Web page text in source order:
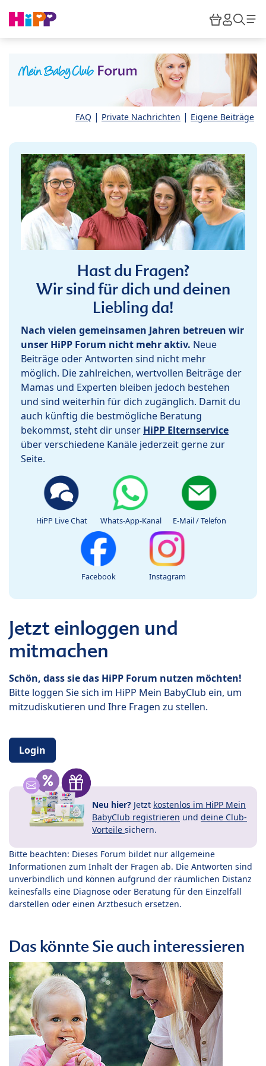
HiPP
FAQ | Private Nachrichten | Eigene Beiträge
Hast du Fragen?
Wir sind für dich und deinen
Liebling da!
Nach vielen gemeinsamen Jahren betreuen wir
unser HiPP Forum nicht mehr aktiv. Neue
Beiträge oder Antworten sind nicht mehr
möglich. Die zahlreichen, wertvollen Beiträge der
Mamas und Experten bleiben jedoch bestehen
und sind weiterhin für dich zugänglich. Damit du
auch künftig die bestmögliche Beratung
bekommst, steht dir unser HiPP Elternservice
über verschiedene Kanäle jederzeit gerne zur
Seite.
HiPP Live Chat Whats-App-Kanal E-Mail / Telefon
Facebook Instagram
Jetzt einloggen und
mitmachen
Schön, dass sie das HiPP Forum nutzen möchten!
Bitte loggen Sie sich im HiPP Mein BabyClub ein, um
mitzudiskutieren und Ihre Fragen zu stellen.
Login
Neu hier? Jetzt kostenlos im HiPP Mein
BabyClub registrieren und deine Club-
Vorteile sichern.
Bitte beachten: Dieses Forum bildet nur allgemeine
Informationen zum Inhalt der Fragen ab. Die Antworten sind
unverbindlich und können aufgrund der räumlichen Distanz
keinesfalls eine Diagnose oder Beratung für den Einzelfall
darstellen oder einen Arztbesuch ersetzen.
Das könnte Sie auch interessieren